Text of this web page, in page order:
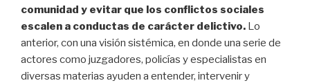
comunidad y evitar que los conflictos sociales
escalen a conductas de carácter delictivo. Lo
anterior, con una visión sistémica, en donde una serie de
actores como juzgadores, policías y especialistas en
diversas materias ayuden a entender, intervenir y